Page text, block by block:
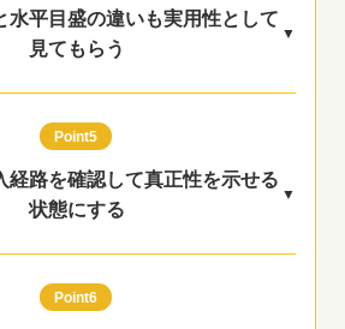
水平目盛の違いも実用性として
見てもらう
Point5
経路を確認して真正性を示せる
状態にする
Point6